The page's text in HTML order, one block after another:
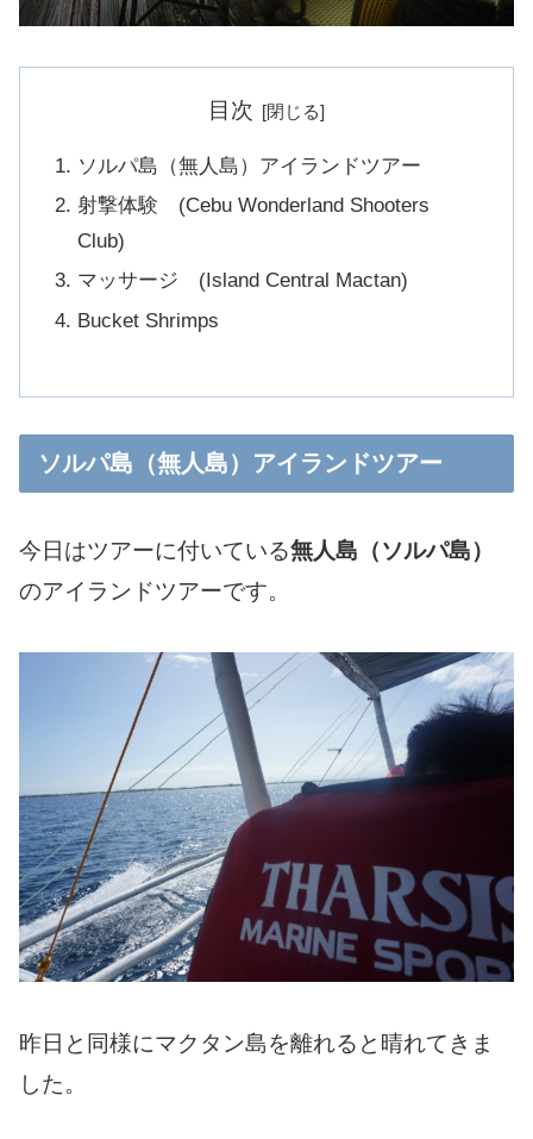
目次
ソルパ島（無人島）アイランドツアー
射撃体験 (Cebu Wonderland Shooters
Club)
マッサージ (Island Central Mactan)
Bucket Shrimps
ソルパ島（無人島）アイランドツアー
今日はツアーに付いている無人島（ソルパ島）
のアイランドツアーです。
昨日と同様にマクタン島を離れると晴れてきま
した。